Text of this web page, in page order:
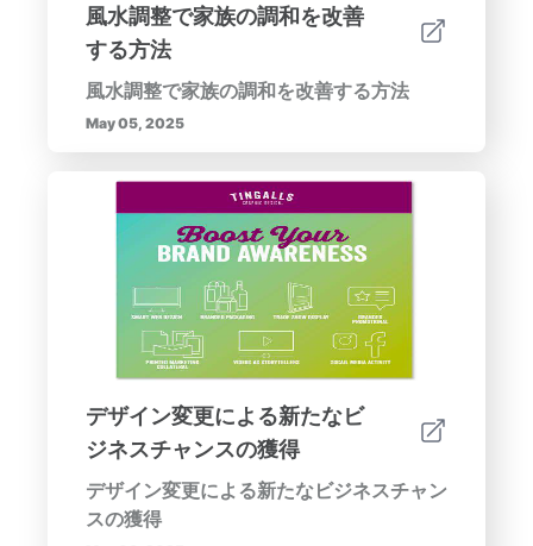
風水調整で家族の調和を改善
する方法
風水調整で家族の調和を改善する方法
May 05, 2025
デザイン変更による新たなビ
ジネスチャンスの獲得
デザイン変更による新たなビジネスチャン
スの獲得